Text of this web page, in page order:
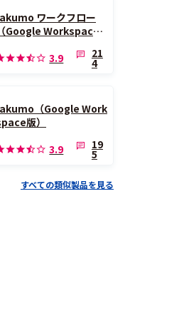
ワークフロー
（Google Workspace
3.9
21
4
（Google Work
版）
3.9
19
5
すべての類似製品を見る